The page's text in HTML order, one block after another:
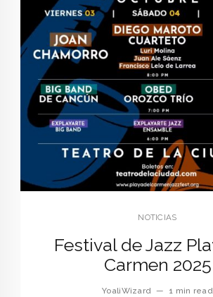
NOTICIAS
Festival de Jazz
Carmen 2025
YoaliWizard — 1 min read